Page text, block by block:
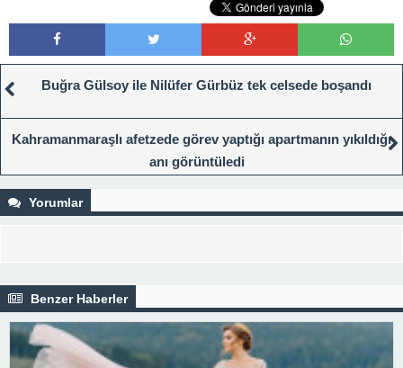
Buğra Gülsoy ile Nilüfer Gürbüz tek celsede boşandı
Kahramanmaraşlı afetzede görev yaptığı apartmanın yıkıldığı
anı görüntüledi
Yorumlar
Benzer Haberler